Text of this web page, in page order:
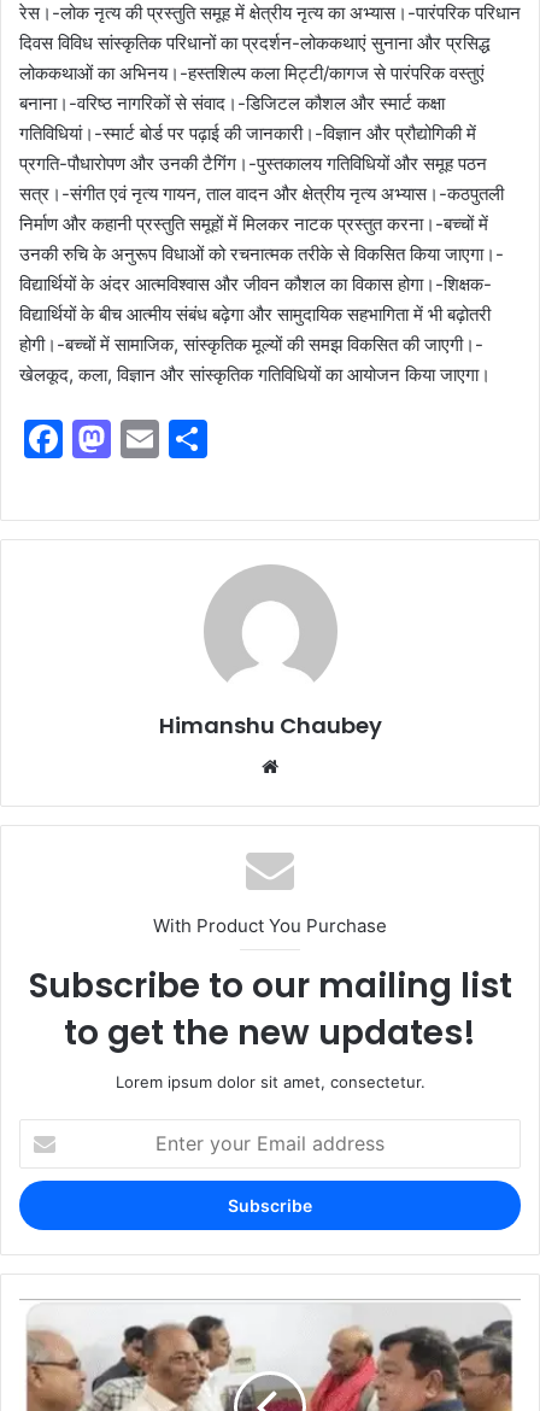
रेस।-लोक नृत्य की प्रस्तुति समूह में क्षेत्रीय नृत्य का अभ्यास।-पारंपरिक परिधान
दिवस विविध सांस्कृतिक परिधानों का प्रदर्शन-लोककथाएं सुनाना और प्रसिद्ध
लोककथाओं का अभिनय।-हस्तशिल्प कला मिट्टी/कागज से पारंपरिक वस्तुएं
बनाना।-वरिष्ठ नागरिकों से संवाद।-डिजिटल कौशल और स्मार्ट कक्षा
गतिविधियां।-स्मार्ट बोर्ड पर पढ़ाई की जानकारी।-विज्ञान और प्रौद्योगिकी में
प्रगति-पौधारोपण और उनकी टैगिंग।-पुस्तकालय गतिविधियों और समूह पठन
सत्र।-संगीत एवं नृत्य गायन, ताल वादन और क्षेत्रीय नृत्य अभ्यास।-कठपुतली
निर्माण और कहानी प्रस्तुति समूहों में मिलकर नाटक प्रस्तुत करना।-बच्चों में
उनकी रुचि के अनुरूप विधाओं को रचनात्मक तरीके से विकसित किया जाएगा।-
विद्यार्थियों के अंदर आत्मविश्वास और जीवन कौशल का विकास होगा।-शिक्षक-
विद्यार्थियों के बीच आत्मीय संबंध बढ़ेगा और सामुदायिक सहभागिता में भी बढ़ोतरी
होगी।-बच्चों में सामाजिक, सांस्कृतिक मूल्यों की समझ विकसित की जाएगी।-
खेलकूद, कला, विज्ञान और सांस्कृतिक गतिविधियों का आयोजन किया जाएगा।
F
c
e
M
st
o
E
ai
l
ar
e
Himanshu Chaubey
With Product You Purchase
Subscribe to our mailing list
to get the new updates!
Lorem ipsum dolor sit amet, consectetur.